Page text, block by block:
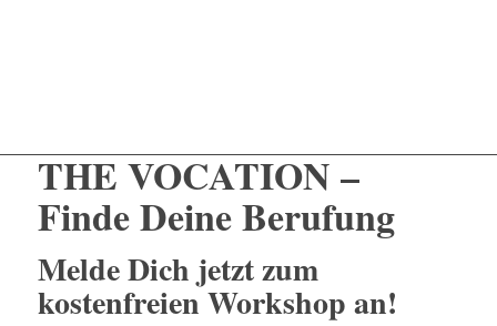
THE VOCATION –
Finde Deine Berufung
Melde Dich jetzt zum
kostenfreien Workshop an!